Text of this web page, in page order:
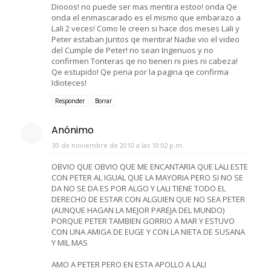
Diooos! no puede ser mas mentira estoo! onda Qe
onda el enmascarado es el mismo que embarazo a
Lali 2 veces! Como le creen si hace dos meses Lali y
Peter estaban Juntos qe mentira! Nadie vio el video
del Cumple de Peter! no sean Ingenuos y no
confirmen Tonteras qe no tienen ni pies ni cabeza!
Qe estupido! Qe pena por la pagina qe confirma
Idioteces!
Responder Borrar
Anónimo
30 de noviembre de 2010 a las 10:02 p.m.
OBVIO QUE OBVIO QUE ME ENCANTARIA QUE LALI ESTE
CON PETER AL IGUAL QUE LA MAYORIA PERO SI NO SE
DA NO SE DA ES POR ALGO Y LALI TIENE TODO EL
DERECHO DE ESTAR CON ALGUIEN QUE NO SEA PETER
(AUNQUE HAGAN LA MEJOR PAREJA DEL MUNDO)
PORQUE PETER TAMBIEN GORRIO A MAR Y ESTUVO
CON UNA AMIGA DE EUGE Y CON LA NIETA DE SUSANA
Y MIL MAS
AMO A PETER PERO EN ESTA APOLLO A LALI